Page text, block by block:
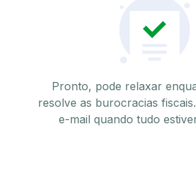
Pronto, pode relaxar
resolve as burocracias
e-mail quando tudo